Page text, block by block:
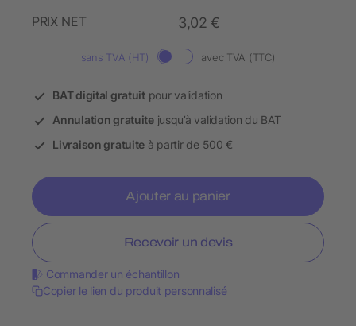
PRIX NET
3,02 €
sans TVA (HT) avec TVA (TTC)
BAT digital gratuitpour validation
Annulation gratuitejusqu’à validation du BAT
Livraison gratuite à partir de 500 €
Ajouter au panier
Recevoir un devis
Commander un échantillon
Copier le lien du produit personnalisé